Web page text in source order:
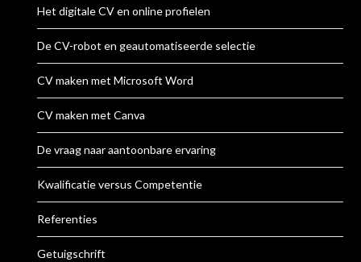
Het digitale CV en online profielen
De CV-robot en geautomatiseerde selectie
CV maken met Microsoft Word
CV maken met Canva
De vraag naar aantoonbare ervaring
Kwalificatie versus Competentie
Referenties
Getuigschrift